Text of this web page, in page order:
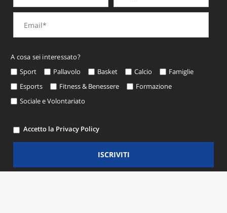
A cosa sei interessato?
Sport
Pallavolo Basket Calcio
Famiglie
Esports
Fitness & Benessere
Formazione
Sociale e Volontariato
Accetto la Privacy Policy
ISCRIVITI